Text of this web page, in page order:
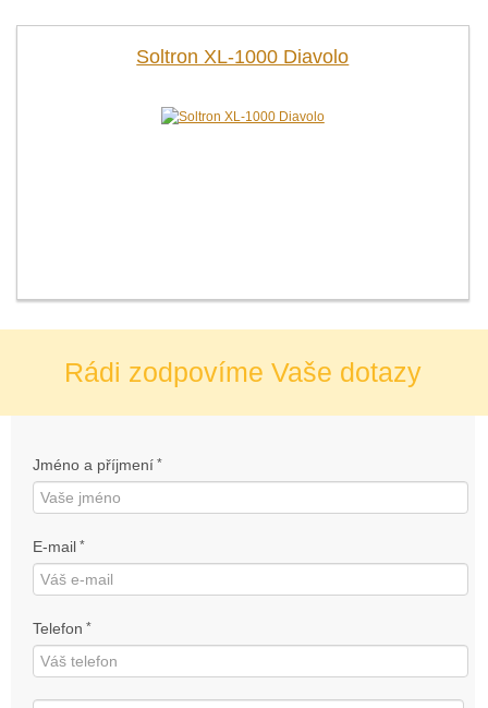
Soltron XL-1000 Diavolo
Rádi zodpovíme Vaše dotazy
Jméno a příjmení *
E-mail *
Telefon *